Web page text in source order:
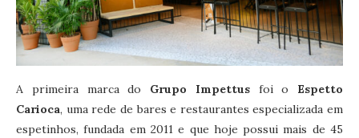
A primeira marca do Grupo Impettusfoi o Espetto
Carioca, uma rede de bares e restaurantes especializada em
espetinhos, fundada em 2011 e que hoje possui mais de 45